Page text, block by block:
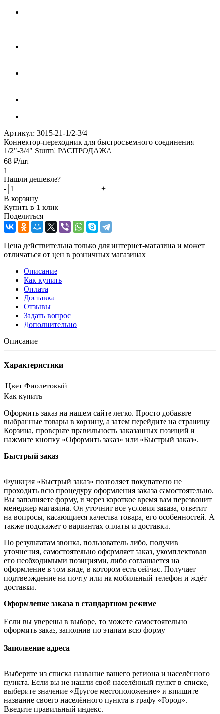
Артикул: 3015-21-1/2-3/4
Коннектор-переходник для быстросъемного соединения
1/2"-3/4" Sturm! РАСПРОДАЖА
68 ₽/шт
1
Нашли дешевле?
-
+
В корзину
Купить в 1 клик
Поделиться
Цена действительна только для интернет-магазина и может
отличаться от цен в розничных магазинах
Описание
Как купить
Оплата
Доставка
Отзывы
Задать вопрос
Дополнительно
Описание
Характеристики
Цвет Фиолетовый
Как купить
Оформить заказ на нашем сайте легко. Просто добавьте
выбранные товары в корзину, а затем перейдите на страницу
Корзина, проверьте правильность заказанных позиций и
нажмите кнопку «Оформить заказ» или «Быстрый заказ».
Быстрый заказ
Функция «Быстрый заказ» позволяет покупателю не
проходить всю процедуру оформления заказа самостоятельно.
Вы заполняете форму, и через короткое время вам перезвонит
менеджер магазина. Он уточнит все условия заказа, ответит
на вопросы, касающиеся качества товара, его особенностей. А
также подскажет о вариантах оплаты и доставки.
По результатам звонка, пользователь либо, получив
уточнения, самостоятельно оформляет заказ, укомплектовав
его необходимыми позициями, либо соглашается на
оформление в том виде, в котором есть сейчас. Получает
подтверждение на почту или на мобильный телефон и ждёт
доставки.
Оформление заказа в стандартном режиме
Если вы уверены в выборе, то можете самостоятельно
оформить заказ, заполнив по этапам всю форму.
Заполнение адреса
Выберите из списка название вашего региона и населённого
пункта. Если вы не нашли свой населённый пункт в списке,
выберите значение «Другое местоположение» и впишите
название своего населённого пункта в графу «Город».
Введите правильный индекс.